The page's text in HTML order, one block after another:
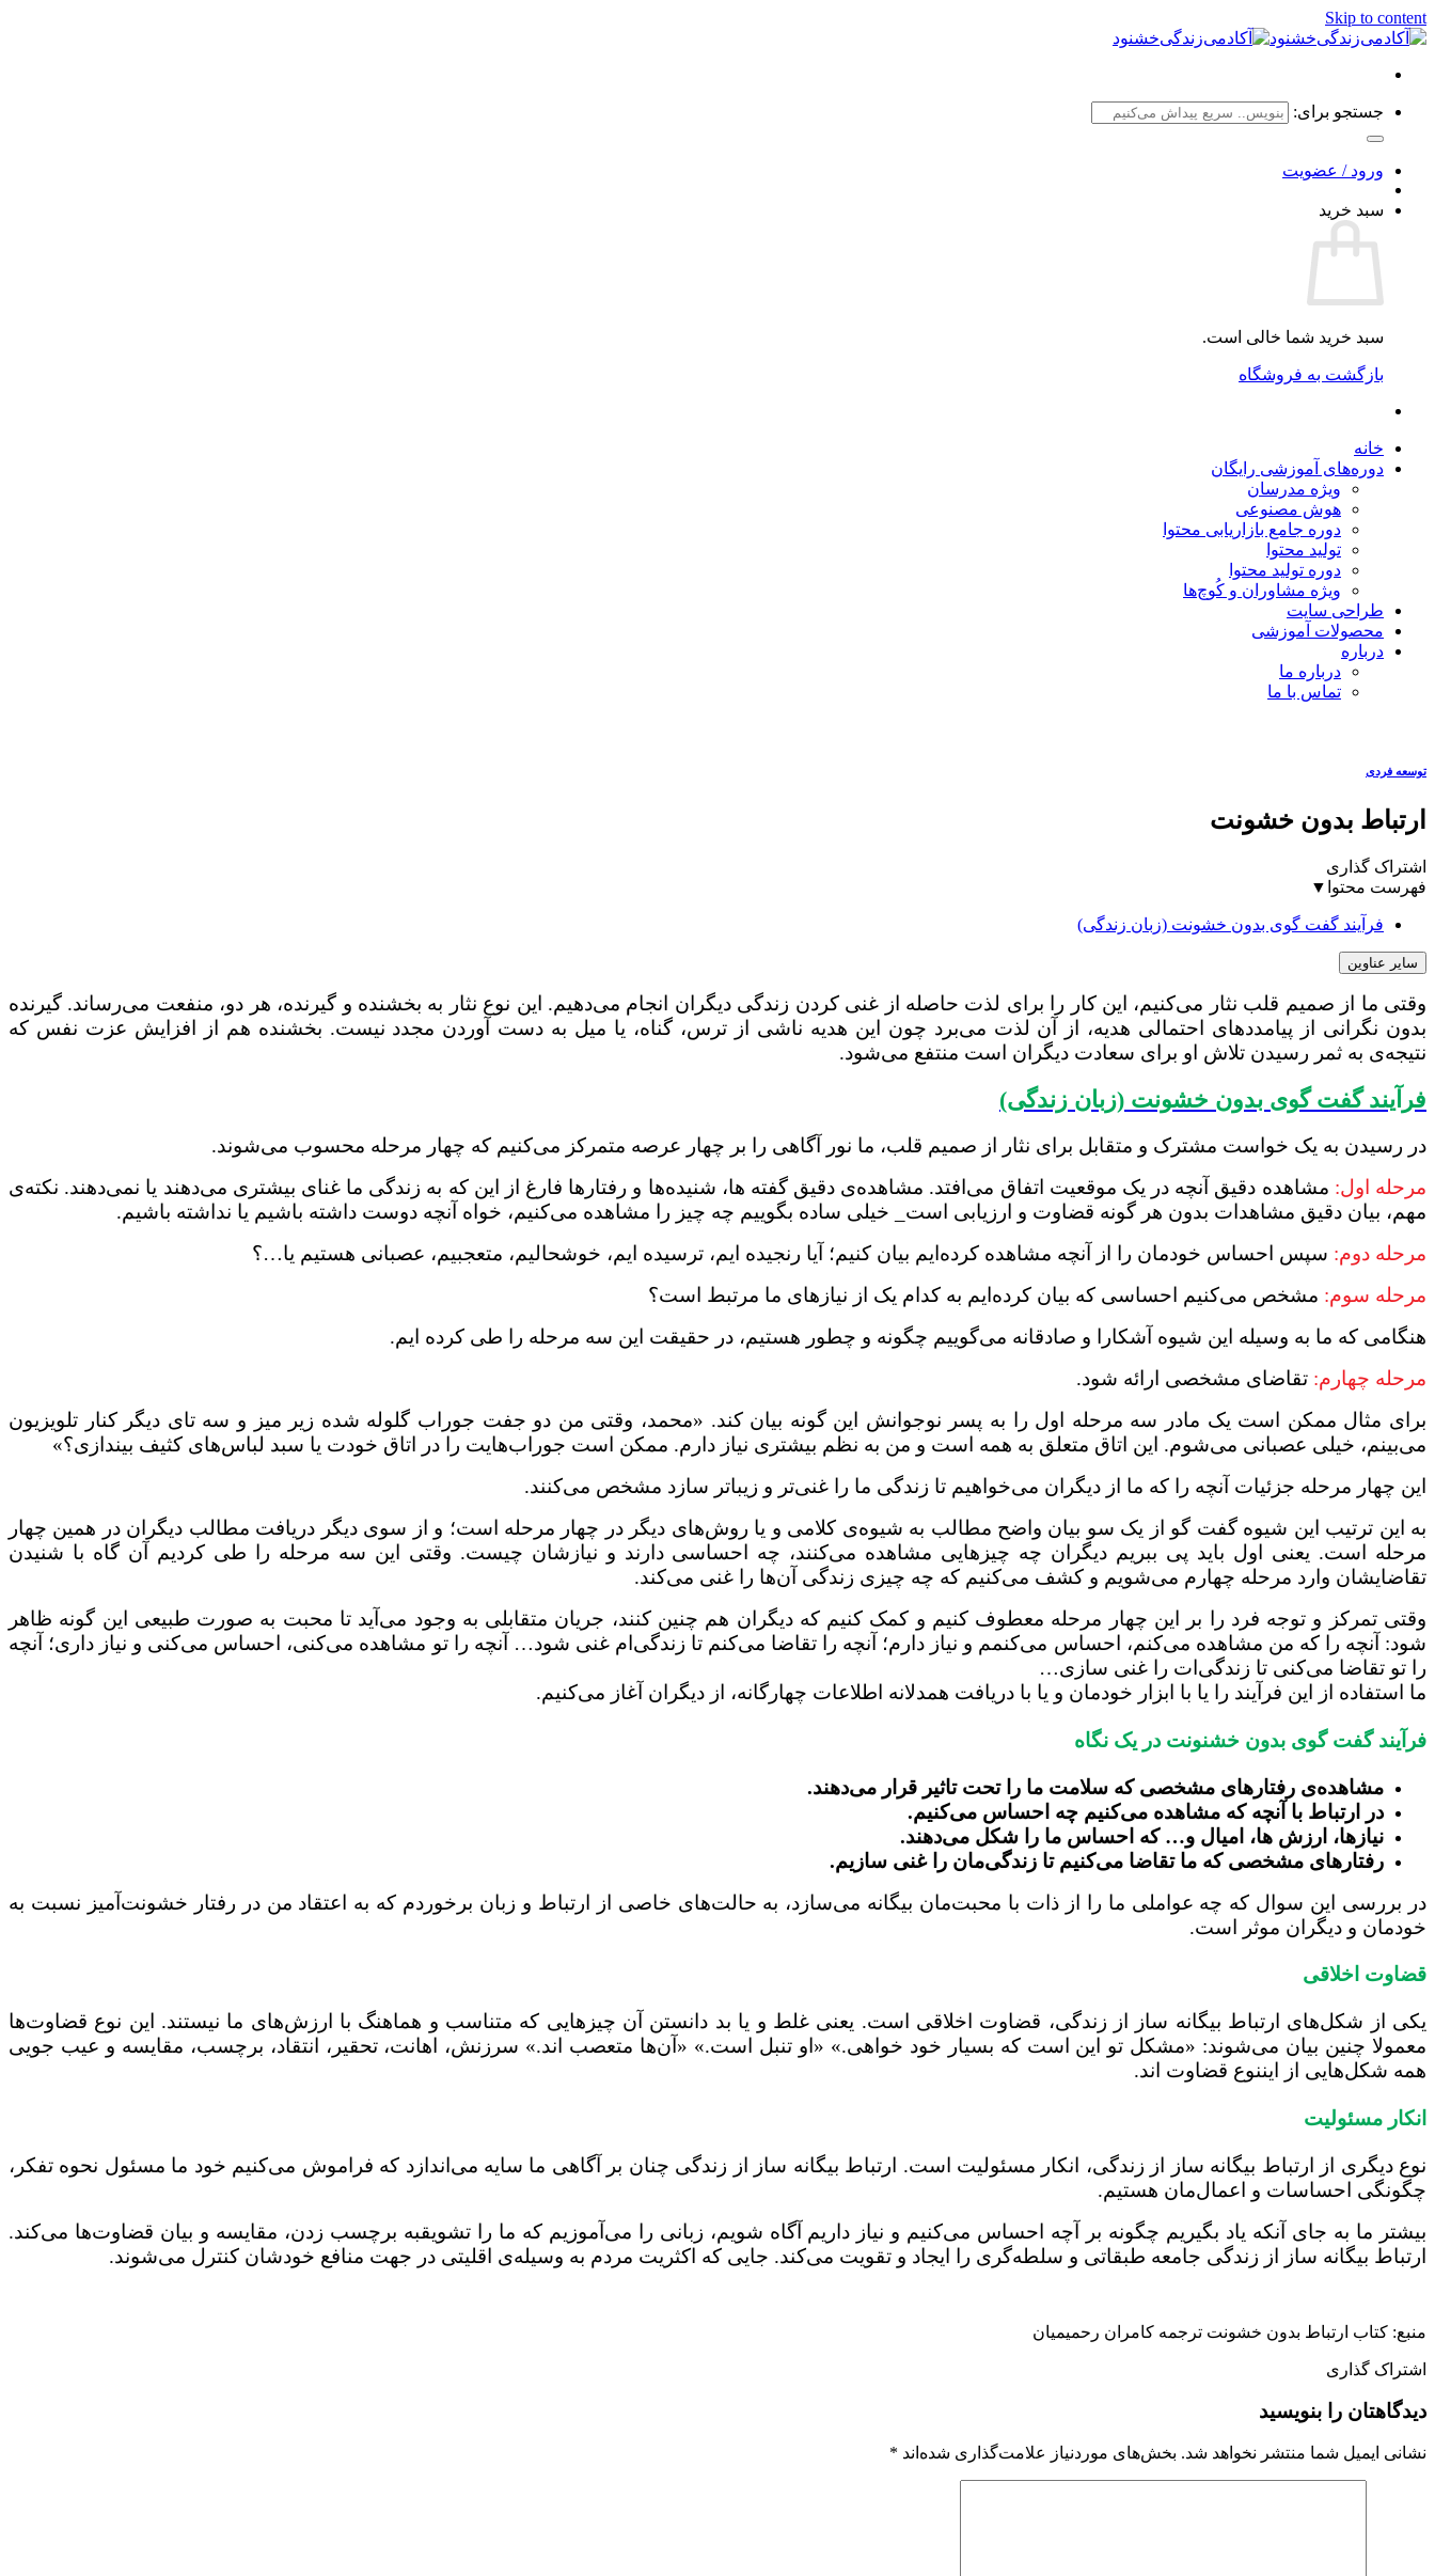
Skip to content
جستجو برای:
ورود / عضویت
سبد خرید
سبد خرید شما خالی است.
بازگشت به فروشگاه
خانه
دوره‌های آموزشی رایگان
ویژه مدرسان
هوش مصنوعی
دوره جامع بازاریابی محتوا
تولید محتوا
دوره تولید محتوا
ویژه مشاوران و کُوچ‌ها
طراحی سایت
محصولات آموزشی
درباره
درباره ما
تماس با ما
توسعه فردی
ارتباط بدون خشونت
اشتراک گذاری
فهرست محتوا ▼
فرآیند گفت گوی بدون خشونت (زبان زندگی)
سایر عناوین
وقتی ما از صمیم قلب نثار می‌کنیم، این کار را برای لذت حاصله از غنی کردن زندگی دیگران انجام می‌دهیم. این نوع نثار به بخشنده و گیرنده، هر دو، منفعت می‌رساند. گیرنده
بدون نگرانی از پیامددهای احتمالی هدیه، از آن لذت می‌برد چون این هدیه ناشی از ترس، گناه، یا میل به دست آوردن مجدد نیست. بخشنده هم از افزایش عزت نفس که
نتیجه‌ی به ثمر رسیدن تلاش او برای سعادت دیگران است منتفع می‌شود.
فرآیند گفت گوی بدون خشونت (زبان زندگی)
در رسیدن به یک خواست مشترک و متقابل برای نثار از صمیم قلب، ما نور آگاهی را بر چهار عرصه متمرکز می‌کنیم که چهار مرحله محسوب می‌شوند.
مرحله اول: مشاهده دقیق آنچه در یک موقعیت اتفاق می‌افتد. مشاهده‌ی دقیق گفته ها، شنیده‌ها و رفتارها فارغ از این که به زندگی ما غنای بیشتری می‌دهند یا نمی‌دهند. نکته‌ی
مهم، بیان دقیق مشاهدات بدون هر گونه قضاوت و ارزیابی است_ خیلی ساده بگوییم چه چیز را مشاهده می‌کنیم، خواه آنچه دوست داشته باشیم یا نداشته باشیم.
مرحله دوم: سپس احساس خودمان را از آنچه مشاهده کرده‌ایم بیان کنیم؛ آیا رنجیده ایم، ترسیده ایم، خوشحالیم، متعجبیم، عصبانی هستیم یا…؟
مرحله سوم: مشخص می‌کنیم احساسی که بیان کرده‌ایم به کدام یک از نیازهای ما مرتبط است؟
هنگامی که ما به وسیله این شیوه آشکارا و صادقانه می‌گوییم چگونه و چطور هستیم، در حقیقت این سه مرحله را طی کرده ایم.
مرحله چهارم: تقاضای مشخصی ارائه شود.
برای مثال ممکن است یک مادر سه مرحله اول را به پسر نوجوانش این گونه بیان کند. «محمد، وقتی من دو جفت جوراب گلوله شده زیر میز و سه تای دیگر کنار تلویزیون
می‌بینم، خیلی عصبانی می‌شوم. این اتاق متعلق به همه است و من به نظم بیشتری نیاز دارم. ممکن است جوراب‌هایت را در اتاق خودت یا سبد لباس‌های کثیف بیندازی؟»
این چهار مرحله جزئیات آنچه را که ما از دیگران می‌خواهیم تا زندگی ما را غنی‌تر و زیباتر سازد مشخص می‌کنند.
به این ترتیب این شیوه گفت گو از یک سو بیان واضح مطالب به شیوه‌ی کلامی و یا روش‌های دیگر در چهار مرحله است؛ و از سوی دیگر دریافت مطالب دیگران در همین چهار
مرحله است. یعنی اول باید پی ببریم دیگران چه چیزهایی مشاهده می‌کنند، چه احساسی دارند و نیازشان چیست. وقتی این سه مرحله را طی کردیم آن گاه با شنیدن
تقاضایشان وارد مرحله چهارم می‌شویم و کشف می‌کنیم که چه چیزی زندگی آن‌ها را غنی می‌کند.
وقتی تمرکز و توجه فرد را بر این چهار مرحله معطوف کنیم و کمک کنیم که دیگران هم چنین کنند، جریان متقابلی به وجود می‌آید تا محبت به صورت طبیعی این گونه ظاهر
شود: آنچه را که من مشاهده می‌کنم، احساس می‌کنمم و نیاز دارم؛ آنچه را تقاضا می‌کنم تا زندگی‌ام غنی شود… آنچه را تو مشاهده می‌کنی، احساس می‌کنی و نیاز داری؛ آنچه
را تو تقاضا می‌کنی تا زندگی‌ات را غنی سازی…
ما استفاده از این فرآیند را یا با ابزار خودمان و یا با دریافت همدلانه اطلاعات چهارگانه، از دیگران آغاز می‌کنیم.
فرآیند گفت گوی بدون خشنونت در یک نگاه
مشاهده‌ی رفتارهای مشخصی که سلامت ما را تحت تاثیر قرار می‌دهند.
در ارتباط با آنچه که مشاهده می‌کنیم چه احساس می‌کنیم.
نیازها، ارزش ها، امیال و… که احساس ما را شکل می‌دهند.
رفتارهای مشخصی که ما تقاضا می‌کنیم تا زندگی‌مان را غنی سازیم.
در بررسی این سوال که چه عواملی ما را از ذات با محبت‌مان بیگانه می‌سازد، به حالت‌های خاصی از ارتباط و زبان برخوردم که به اعتقاد من در رفتار خشونت‌آمیز نسبت به
خودمان و دیگران موثر است.
قضاوت اخلاقی
یکی از شکل‌های ارتباط بیگانه ساز از زندگی، قضاوت اخلاقی است. یعنی غلط و یا بد دانستن آن چیزهایی که متناسب و هماهنگ با ارزش‌های ما نیستند. این نوع قضاوت‌ها
معمولا چنین بیان می‌شوند: «مشکل تو این است که بسیار خود خواهی.» «او تنبل است.» «آن‌ها متعصب اند.» سرزنش، اهانت، تحقیر، انتقاد، برچسب، مقایسه و عیب جویی
همه شکل‌هایی از ایننوع قضاوت اند.
انکار مسئولیت
نوع دیگری از ارتباط بیگانه ساز از زندگی، انکار مسئولیت است. ارتباط بیگانه ساز از زندگی چنان بر آگاهی ما سایه می‌اندازد که فراموش می‌کنیم خود ما مسئول نحوه تفکر،
چگونگی احساسات و اعمال‌مان هستیم.
بیشتر ما به جای آنکه یاد بگیریم چگونه بر آچه احساس می‌کنیم و نیاز داریم آگاه شویم، زبانی را می‌آموزیم که ما را تشویقبه برچسب زدن، مقایسه و بیان قضاوت‌ها می‌کند.
ارتباط بیگانه ساز از زندگی جامعه طبقاتی و سلطه‌گری را ایجاد و تقویت می‌کند. جایی که اکثریت مردم به وسیله‌ی اقلیتی در جهت منافع خودشان کنترل می‌شوند.
منبع: کتاب ارتباط بدون خشونت ترجمه کامران رحمیمیان
اشتراک گذاری
دیدگاهتان را بنویسید
نشانی ایمیل شما منتشر نخواهد شد. بخش‌های موردنیاز علامت‌گذاری شده‌اند *